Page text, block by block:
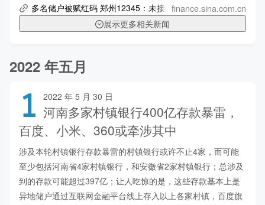
多名储户被赋红码 郑州12345：未接外地来郑赋红码通知
finance.sina.com.cn
展示更多相关新闻
2022 年五月
1 2022 年 5 月 30 日
河南多家村镇银行400亿存款暴雷，
百度、小米、360或牵涉其中
涉及本轮村镇银行存款暴雷的村镇银行或许不止4家，而可能
至少包括河南省4家村镇银行，和安徽省2家村镇银行；总涉及
到的存款可能超过397亿；让人吃惊的是，这些存款基本上是
异地储户通过互联网金融平台线上存入以上各家村镇，百度旗